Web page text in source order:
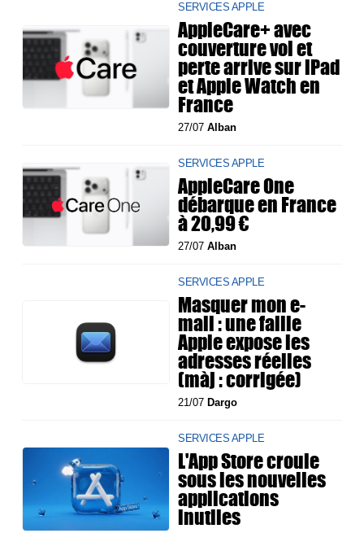
SERVICES APPLE
AppleCare+ avec
couverture vol et
perte arrive sur iPad
et Apple Watch en
France
27/07Alban
SERVICES APPLE
AppleCare One
débarque en France
à 20,99 €
27/07Alban
SERVICES APPLE
Masquer mon e-
mail : une faille
Apple expose les
adresses réelles
(màj : corrigée)
21/07 Dargo
SERVICES APPLE
L'App Store croule
sous les nouvelles
applications
inutiles